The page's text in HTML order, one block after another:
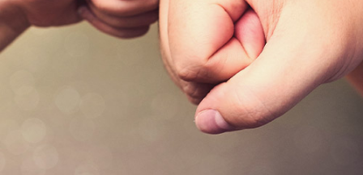
Etkö ole vielä asiakkaamme?
Luo asiakastili tästä!